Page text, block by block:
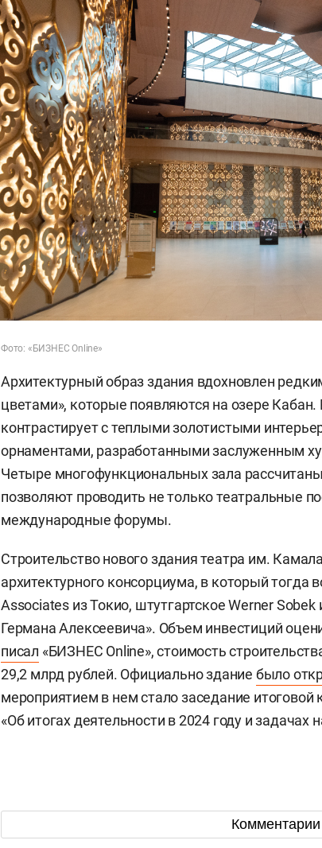
Фото: «БИЗНЕС Online»
Архитектурный образ здания вдохновлен
цветами», которые появляются на озере
контрастирует с теплыми золотистыми
орнаментами, разработанными заслуженным
Четыре многофункциональных зала
позволяют проводить не только театральные
международные форумы.
Строительство нового здания театра им.
архитектурного консорциума, в который тогда
Associates из Токио, штутгартское Werner
Германа Алексеевича». Объем инвестиций
писал «БИЗНЕС Online», стоимость
29,2 млрд рублей. Официально здание было
мероприятием в нем стало заседание итоговой
«Об итогах деятельности в 2024 году и задачах
Комментарии